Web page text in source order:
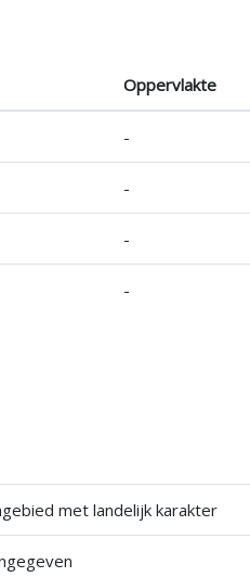
Oppervlakte
-
-
-
-
met landelijk karakter